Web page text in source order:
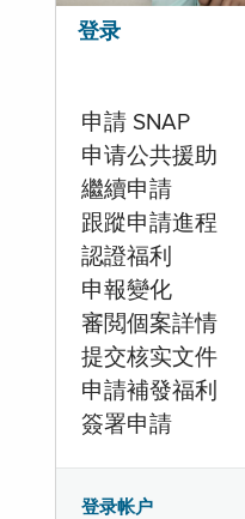
登录
申請 SNAP
申请公共援助
繼續申請
跟蹤申請進程
認證福利
申報變化
審閲個案詳情
提交核实文件
申請補發福利
簽署申請
登录帐户